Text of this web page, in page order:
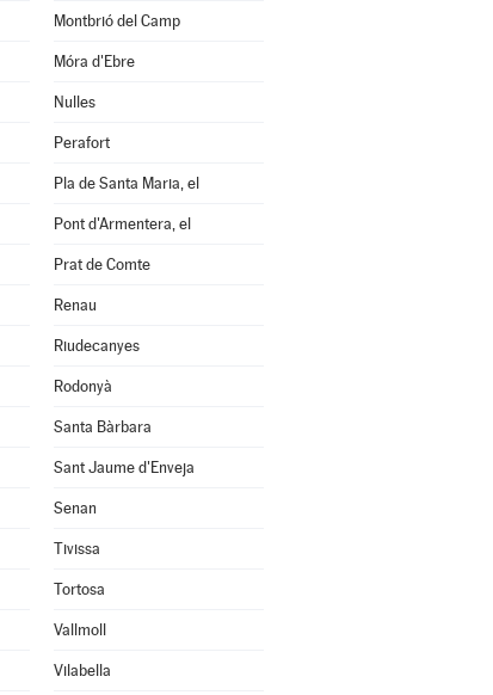
Montbrió del Camp
Móra d'Ebre
Nulles
Perafort
Pla de Santa Maria, el
Pont d'Armentera, el
Prat de Comte
Renau
Riudecanyes
Rodonyà
Santa Bàrbara
Sant Jaume d'Enveja
Senan
Tivissa
Tortosa
Vallmoll
Vilabella